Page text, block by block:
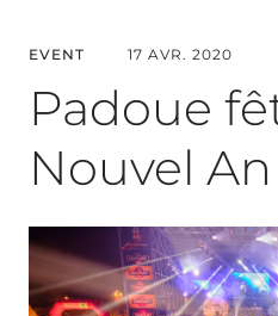
EVENT 17 AVR. 2020
Padoue
Nouvel